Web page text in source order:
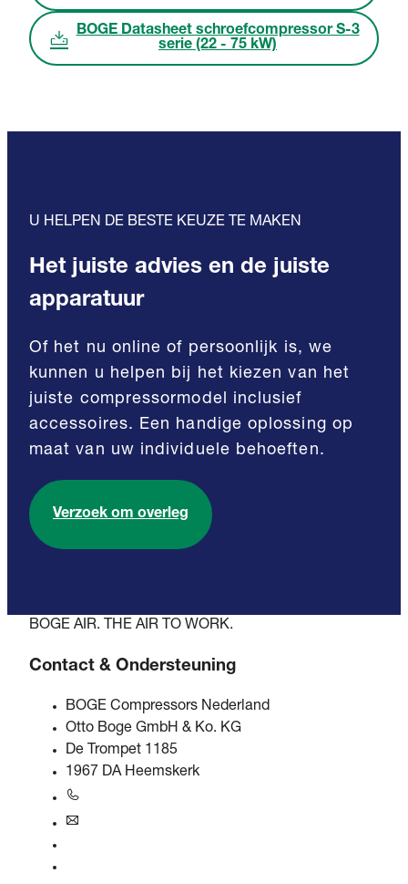
BOGE Datasheet schroefcompressor S-3
serie (22 - 75 kW)
U HELPEN DE BESTE KEUZE TE MAKEN
Het juiste advies en de juiste
apparatuur
Of het nu online of persoonlijk is, we
kunnen u helpen bij het kiezen van het
juiste compressormodel inclusief
accessoires. Een handige oplossing op
maat van uw individuele behoeften.
Verzoek om overleg
BOGE AIR. THE AIR TO WORK.
Contact & Ondersteuning
BOGE Compressors Nederland
Otto Boge GmbH & Ko. KG
De Trompet 1185
1967 DA Heemskerk